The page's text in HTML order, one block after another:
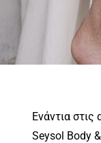
Ενάντια στις
Seysol Body